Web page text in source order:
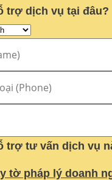
trợ dịch vụ tại đâu?
trợ tư vấn dịch vụ
tờ pháp lý doanh